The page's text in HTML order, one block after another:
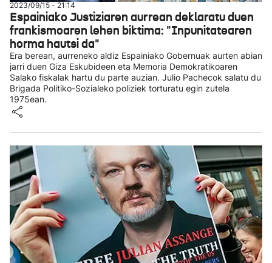
2023/09/15 - 21:14
Espainiako Justiziaren aurrean deklaratu duen
frankismoaren lehen biktima: "Inpunitatearen
horma hautsi da"
Era berean, aurreneko aldiz Espainiako Gobernuak aurten abian
jarri duen Giza Eskubideen eta Memoria Demokratikoaren
Salako fiskalak hartu du parte auzian. Julio Pachecok salatu du
Brigada Politiko-Sozialeko poliziek torturatu egin zutela
1975ean.